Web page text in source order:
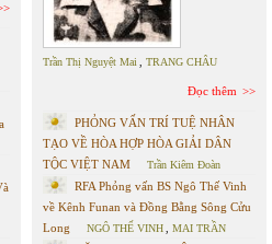
Trần Thị Nguyệt Mai TRANG CHÂU
Đọc thêm
PHỎNG VẤN TRÍ TUỆ NHÂN
TẠO VỀ HÒA HỢP HÒA GIẢI DÂN
TỘC VIỆT NAM
Trần Kiêm Đoàn
RFA Phỏng vấn BS Ngô Thế Vinh
về Kênh Funan và Đồng Bằng Sông Cửu
Long
NGÔ THẾ VINH MAI TRẦN